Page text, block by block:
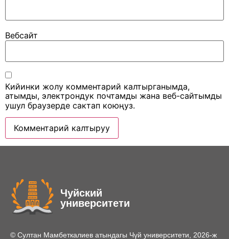
Вебсайт
Кийинки жолу комментарий калтырганымда,
атымды, электрондук почтамды жана веб-сайтымды
ушул браузерде сактап коюңуз.
Чуйский
университети
© Султан Мамбеткалиев атындагы Чүй университети, 2026-ж